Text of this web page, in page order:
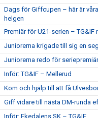
Dags för Giffcupen – här är
helgen
Premiär för U21-serien – TG&IF
Juniorerna krigade till sig en
Juniorerna redo för
Inför: TG&IF – Mellerud
Kom och hjälp till att få
Giff vidare till nästa DM-runda
Inför: Ekedalens SK – TG&IF